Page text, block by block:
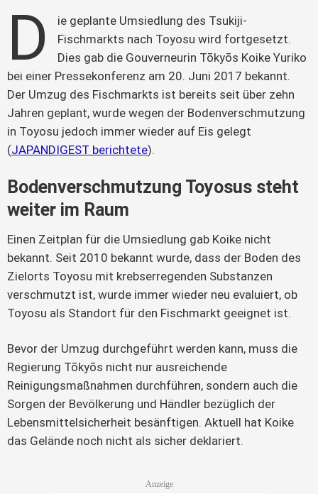
D
ie geplante Umsiedlung des Tsukiji-
Fischmarkts nach Toyosu wird fortgesetzt.
Dies gab die Gouverneurin Tōkyōs Koike Yuriko
bei einer Pressekonferenz am 20. Juni 2017 bekannt.
Der Umzug des Fischmarkts ist bereits seit über zehn
Jahren geplant, wurde wegen der Bodenverschmutzung
in Toyosu jedoch immer wieder auf Eis gelegt
(JAPANDIGEST berichtete).
Bodenverschmutzung Toyosus steht
weiter im Raum
Einen Zeitplan für die Umsiedlung gab Koike nicht
bekannt. Seit 2010 bekannt wurde, dass der Boden des
Zielorts Toyosu mit krebserregenden Substanzen
verschmutzt ist, wurde immer wieder neu evaluiert, ob
Toyosu als Standort für den Fischmarkt geeignet ist.
Bevor der Umzug durchgeführt werden kann, muss die
Regierung Tōkyōs nicht nur ausreichende
Reinigungsmaßnahmen durchführen, sondern auch die
Sorgen der Bevölkerung und Händler bezüglich der
Lebensmittelsicherheit besänftigen. Aktuell hat Koike
das Gelände noch nicht als sicher deklariert.